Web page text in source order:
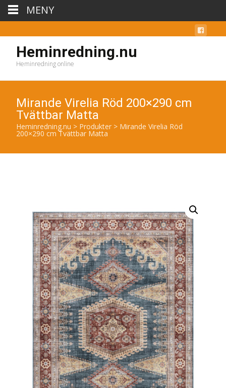
Heminredning.nu
Heminredning online
Mirande Virelia Röd 200×290 cm
Tvättbar Matta
Heminredning.nu > Produkter > Mirande Virelia Röd
200×290 cm Tvättbar Matta
MENY